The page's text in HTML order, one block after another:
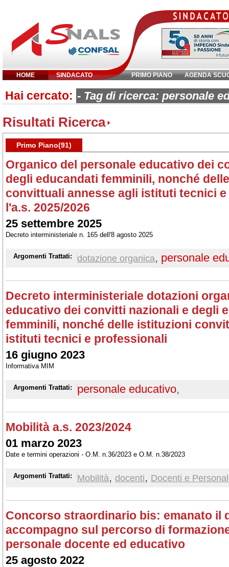
HOME SINDACATO PRIMO PIANO AGENDA
Inserisci parola chiave:
Hai cercato: - Tag di ricerca: personale
Risultati Ricerca
Primo Piano(91)
Organico del personale educativo dei
degli educandati femminili, nonché
convittuali annesse agli istituti tecnici
l'a.s. 2025/2026
25 settembre 2025
Decreto interministeriale n. 165 dell'8 agosto 2025
Argomenti Trattati: dotazione organica, personale
Decreto interministeriale dotazioni
educativo dei convitti nazionali e degli
femminili, nonché delle istituzioni
istituti tecnici e professionali
16 giugno 2023
Informativa MIM
Argomenti Trattati: personale educativo,
Mobilità a.s. 2023/2024
01 marzo 2023
Date e termini operazioni - O.M. n.36/2023 e O.M. n.38/2023
Argomenti Trattati: Mobilità, docenti, Docenti e
Concorso straordinario bis: emanato il
accompagno sul percorso di
personale docente ed educativo
25 agosto 2022